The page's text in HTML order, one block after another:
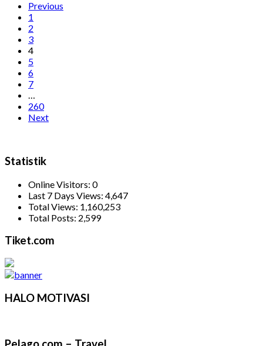
Previous
1
2
3
4
5
6
7
…
260
Next
Statistik
Online Visitors: 0
Last 7 Days Views: 4,647
Total Views: 1,160,253
Total Posts: 2,599
Tiket.com
HALO MOTIVASI